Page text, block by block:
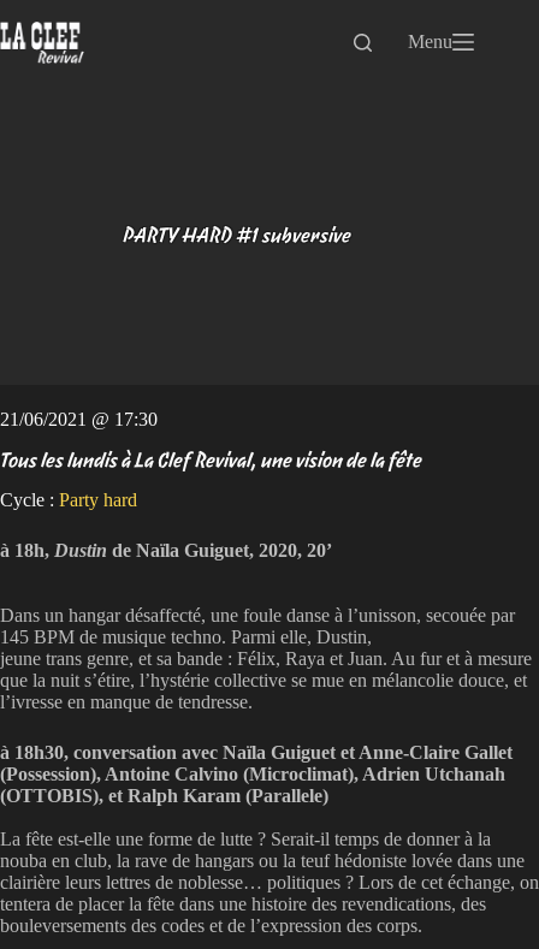
au
contenu
Menu
PARTY HARD #1 subversive
21/06/2021 @ 17:30
Tous les lundis à La Clef Revival, une vision de la fête
Cycle : Party hard
à 18h, Dustin de Naïla Guiguet, 2020, 20’
Dans un hangar désaffecté, une foule danse à l’unisson, secouée par
145 BPM de musique techno. Parmi elle, Dustin,
jeune trans genre, et sa bande : Félix, Raya et Juan. Au fur et à mesure
que la nuit s’étire, l’hystérie collective se mue en mélancolie douce, et
l’ivresse en manque de tendresse.
à 18h30, conversation avec Naïla Guiguet et Anne-Claire Gallet
(Possession), Antoine Calvino (Microclimat), Adrien Utchanah
(OTTOBIS), et Ralph Karam (Parallele)
La fête est-elle une forme de lutte ? Serait-il temps de donner à la
nouba en club, la rave de hangars ou la teuf hédoniste lovée dans une
clairière leurs lettres de noblesse… politiques ? Lors de cet échange, on
tentera de placer la fête dans une histoire des revendications, des
bouleversements des codes et de l’expression des corps.